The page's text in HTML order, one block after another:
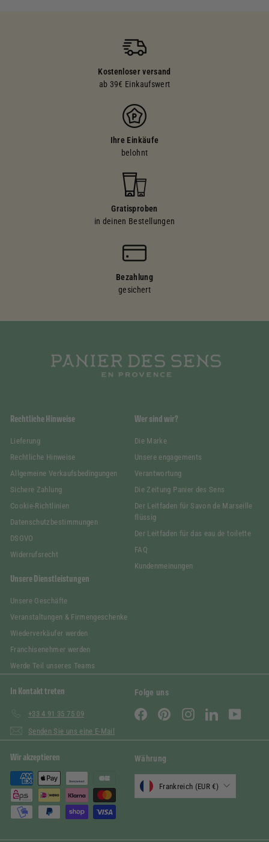
Kostenloser versand
ab 39€ Einkaufswert
Ihre Einkäufe
belohnt
Gratisproben
in deinen Bestellungen
Bezahlung
gesichert
Rechtliche Hinweise
Lieferung
Rechtliche Hinweise
Allgemeine Verkaufsbedingungen
Sichere Zahlung
Cookie-Richtlinien
Datenschutzbestimmungen
DSGVO
Widerrufsrecht
Wer sind wir?
Die Marke
Unsere engagements
Verantwortung
Die Zeitung Panier des Sens
Der Leitfaden für Savon de Marseille
flüssig
Der Leitfaden für das eau de toilette
FAQ
Kundenmeinungen
Unsere Dienstleistungen
Unsere Geschäfte
Veranstaltungen & Firmengeschenke
Wiederverkäufer werden
Franchisenehmer werden
Werde Teil unseres Teams
In Kontakt treten
+33 4 91 35 75 09
Senden Sie uns eine E-Mail
Folge uns
FacebookPinterestInstagramLinkedIn
Wir akzeptieren Währung
Frankreich (EUR €)